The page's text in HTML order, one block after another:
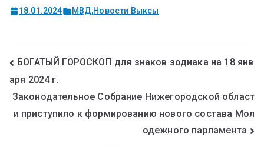
18.01.2024 МВД,Новости Выксы
БОГАТЫЙ ГОРОСКОП для знаков зодиака на 18 янв
аря 2024 г.
Законодательное Собрание Нижегородской област
и приступило к формированию нового состава Мол
одежного парламента